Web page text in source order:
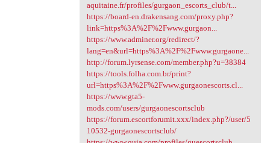
aquitaine.fr/profiles/gurgaon_escorts_club/t...
https://board-en.drakensang.com/proxy.php?
link=https%3A%2F%2Fwww.gurgaon...
https://www.adminer.org/redirect/?
lang=en&url=https%3A%2F%2Fwww.gurgaone...
http://forum.lyrsense.com/member.php?u=38384
https://tools.folha.com.br/print?
url=https%3A%2F%2Fwww.gurgaonescorts.cl...
https://www.gta5-
mods.com/users/gurgaonescortsclub
https://forum.escortforumit.xxx/index.php?/user/5
10532-gurgaonescortsclub/